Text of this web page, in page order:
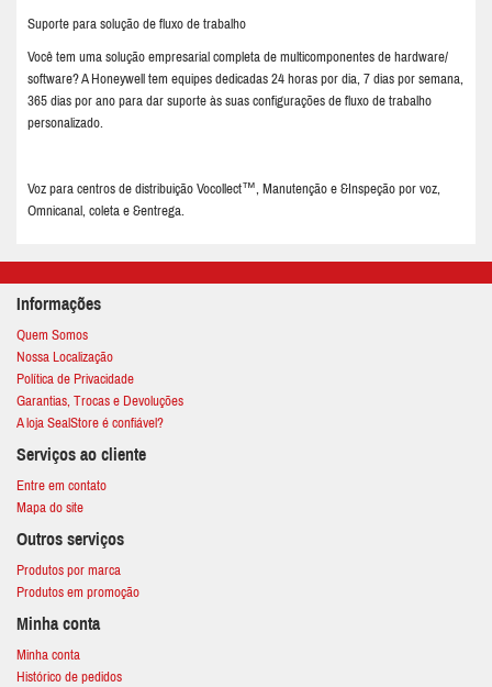
Suporte para solução de fluxo de trabalho
Você tem uma solução empresarial completa de multicomponentes de hardware/
software? A Honeywell tem equipes dedicadas 24 horas por dia, 7 dias por semana,
365 dias por ano para dar suporte às suas configurações de fluxo de trabalho
personalizado.
Voz para centros de distribuição Vocollect™, Manutenção e &Inspeção por voz,
Omnicanal, coleta e &entrega.
Informações
Quem Somos
Nossa Localização
Política de Privacidade
Garantias, Trocas e Devoluções
A loja SealStore é confiável?
Serviços ao cliente
Entre em contato
Mapa do site
Outros serviços
Produtos por marca
Produtos em promoção
Minha conta
Minha conta
Histórico de pedidos